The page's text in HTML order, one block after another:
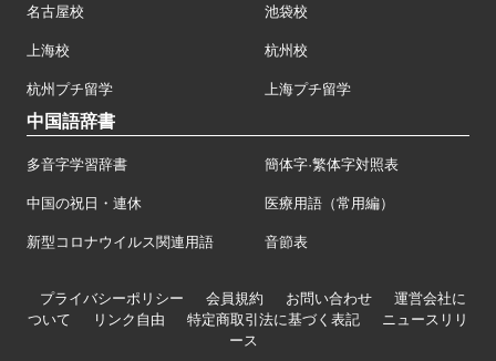
名古屋校 池袋校
上海校 杭州校
杭州プチ留学 上海プチ留学
中国語辞書
多音字学習辞書 簡体字·繁体字対照表
中国の祝日・連休 医療用語（常用編）
新型コロナウイルス関連用語 音節表
プライバシーポリシー 会員規約 お問い合わせ
運営会社に
ついて
リンク自由 特定商取引法に基づく表記
ニュースリリ
ース